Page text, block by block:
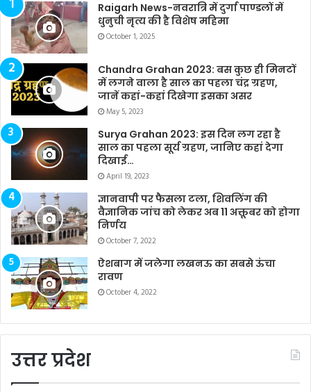
Raigarh News-नवरात्रि में दुर्गा पाण्डलों में
धुनुची नृत्य की है विशेष महिमा
October 1, 2025
Chandra Grahan 2023: बस कुछ ही मिनटों
में लगने वाला है साल का पहला चंद्र ग्रहण,
जानें कहां-कहां दिखेगा इसका असर
May 5, 2023
Surya Grahan 2023: इस दिन लग रहा है
साल का पहला सूर्य ग्रहण, जानिए कहां देगा
दिखाई…
April 19, 2023
ज्ञानवापी पर फैसला टला, शिवलिंग की
वैज्ञानिक जांच को लेकर अब 11 अक्तूबर को होगा
निर्णय
October 7, 2022
ऐशबाग में जलेगा लखनऊ का सबसे ऊंचा
रावण
October 4, 2022
उत्तर प्रदेश